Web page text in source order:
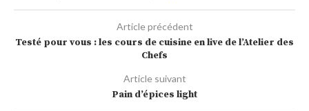
Article précédent
Testé pour vous : les cours de cuisine en live de l’Atelier des
Chefs
Article suivant
Pain d’épices light